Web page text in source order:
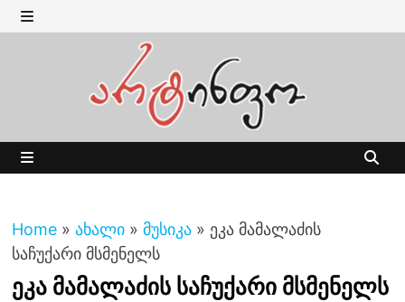
Skip
to MENU
Home » ახალი » მუსიკა » ეკა მამალაძის
საჩუქარი მსმენელს
ეკა მამალაძის საჩუქარი მსმენელს